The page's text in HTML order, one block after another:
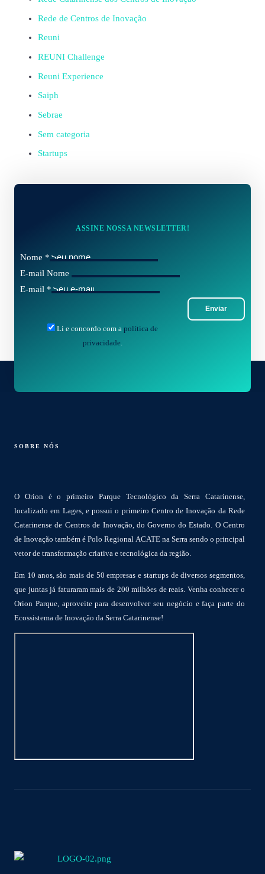
Rede de Centros de Inovação
Reuni
REUNI Challenge
Reuni Experience
Saiph
Sebrae
Sem categoria
Startups
ASSINE NOSSA NEWSLETTER!
Nome *
E-mail Nome
E-mail *
Enviar
Li e concordo com a política de
privacidade.
SOBRE NÓS
O Orion é o primeiro Parque Tecnológico da Serra Catarinense,
localizado em Lages, e possui o primeiro Centro de Inovação da Rede
Catarinense de Centros de Inovação, do Governo do Estado. O Centro
de Inovação também é Polo Regional ACATE na Serra sendo o principal
vetor de transformação criativa e tecnológica da região.
Em 10 anos, são mais de 50 empresas e startups de diversos segmentos,
que juntas já faturaram mais de 200 milhões de reais. Venha conhecer o
Orion Parque, aproveite para desenvolver seu negócio e faça parte do
Ecossistema de Inovação da Serra Catarinense!